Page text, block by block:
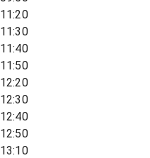
11:20
11:30
11:40
11:50
12:20
12:30
12:40
12:50
13:10